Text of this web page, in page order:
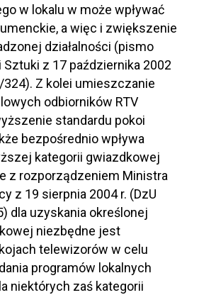
w lokalu w może wpływać
a więc i zwiększenie
działalności (pismo
z 17 października 2002
324). Z kolei umieszczanie
odbiorników RTV
standardu pokoi
bezpośrednio wpływa
kategorii gwiazdkowej
z rozporządzeniem Ministra
z 19 sierpnia 2004 r. (DzU
dla uzyskania określonej
niezbędne jest
telewizorów w celu
programów lokalnych
niektórych zaś kategorii